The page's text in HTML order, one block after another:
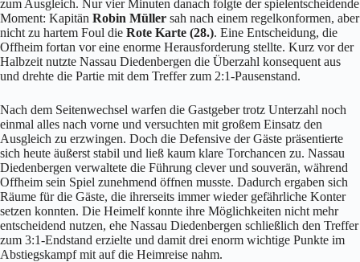
zum Ausgleich. Nur vier Minuten danach folgte der spielentscheidende
Moment: Kapitän Robin Müller sah nach einem regelkonformen, aber
nicht zu hartem Foul die Rote Karte (28.). Eine Entscheidung, die
Offheim fortan vor eine enorme Herausforderung stellte. Kurz vor der
Halbzeit nutzte Nassau Diedenbergen die Überzahl konsequent aus
und drehte die Partie mit dem Treffer zum 2:1-Pausenstand.
Nach dem Seitenwechsel warfen die Gastgeber trotz Unterzahl noch
einmal alles nach vorne und versuchten mit großem Einsatz den
Ausgleich zu erzwingen. Doch die Defensive der Gäste präsentierte
sich heute äußerst stabil und ließ kaum klare Torchancen zu. Nassau
Diedenbergen verwaltete die Führung clever und souverän, während
Offheim sein Spiel zunehmend öffnen musste. Dadurch ergaben sich
Räume für die Gäste, die ihrerseits immer wieder gefährliche Konter
setzen konnten. Die Heimelf konnte ihre Möglichkeiten nicht mehr
entscheidend nutzen, ehe Nassau Diedenbergen schließlich den Treffer
zum 3:1-Endstand erzielte und damit drei enorm wichtige Punkte im
Abstiegskampf mit auf die Heimreise nahm.